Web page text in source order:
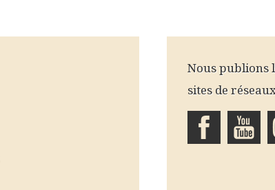
Nous publions
sites de